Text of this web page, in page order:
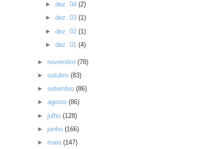
► dez. 04 (2)
► dez. 03 (1)
► dez. 02 (1)
► dez. 01 (4)
► novembro(78)
►outubro(83)
►setembro(86)
►agosto(86)
► julho(128)
► junho(166)
► maio(147)